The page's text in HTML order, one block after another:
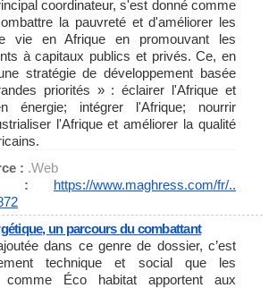
coordinateur, s'est donné comme
la pauvreté et d'améliorer les
vie en Afrique en promouvant les
à capitaux publics et privés. Ce, en
stratégie de développement basée
priorités » : éclairer l'Afrique et
énergie; intégrer l'Afrique; nourrir
l'Afrique et améliorer la qualité
: .Web
: https://www.maghress.com/fr/..
un parcours du combattant
dans ce genre de dossier, c’est
technique et social que les
comme Éco habitat apportent aux